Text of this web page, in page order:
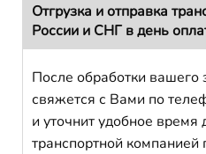
Отгрузка и отправка
России и СНГ в день
После обработки
свяжется с Вами по
и уточнит удобное время
транспортной